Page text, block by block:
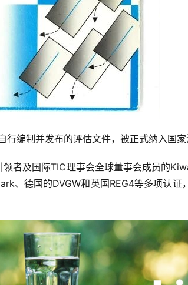
行编制并发布的评估文件，被正式纳入国家
者及国际TIC理事会全球董事会成员的
、德国的DVGW和英国REG4等多项认